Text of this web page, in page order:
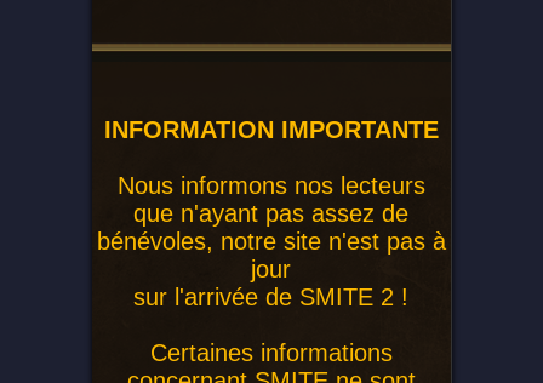
INFORMATION IMPORTANTE
Nous informons nos lecteurs
que n'ayant pas assez de
bénévoles, notre site n'est pas à
jour
sur l'arrivée de SMITE 2 !
Certaines informations